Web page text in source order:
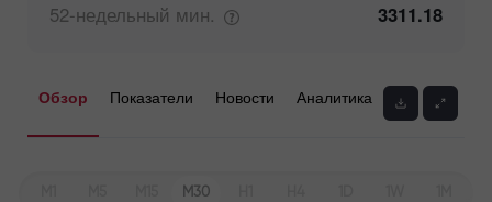
52-недельный мин. 3311.18
Обзор Показатели Новости Аналитика
M30